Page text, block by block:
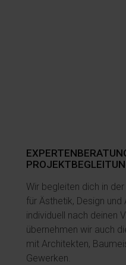
Wir begleiten dich in
für Ästhetik, Design
individuell nach deinen
übernehmen wir auch
mit Architekten,
Gewerken.